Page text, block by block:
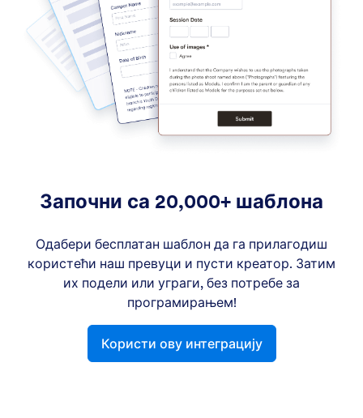
Започни са 20,000+ шаблона
Одабери бесплатан шаблон да га прилагодиш
користећи наш превуци и пусти креатор. Затим
их подели или уграги, без потребе за
програмирањем!
Користи ову интеграцију